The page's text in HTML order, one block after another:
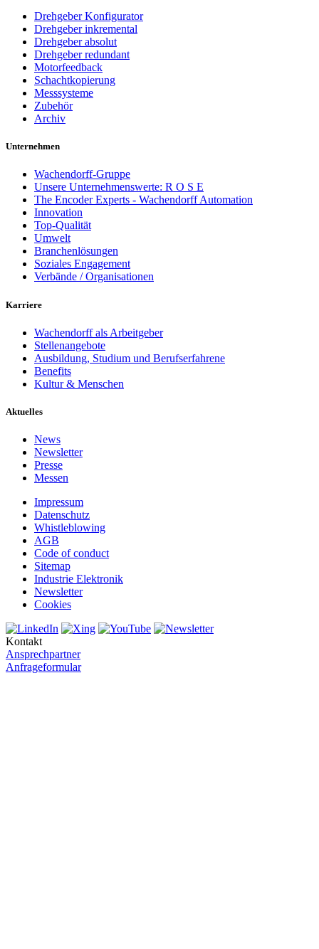
Drehgeber Konfigurator
Drehgeber inkremental
Drehgeber absolut
Drehgeber redundant
Motorfeedback
Schachtkopierung
Messsysteme
Zubehör
Archiv
Unternehmen
Wachendorff-Gruppe
Unsere Unternehmenswerte: R O S E
The Encoder Experts - Wachendorff Automation
Innovation
Top-Qualität
Umwelt
Branchenlösungen
Soziales Engagement
Verbände / Organisationen
Karriere
Wachendorff als Arbeitgeber
Stellenangebote
Ausbildung, Studium und Berufserfahrene
Benefits
Kultur & Menschen
Aktuelles
News
Newsletter
Presse
Messen
Impressum
Datenschutz
Whistleblowing
AGB
Code of conduct
Sitemap
Industrie Elektronik
Newsletter
Cookies
Kontakt
Ansprechpartner
Anfrageformular